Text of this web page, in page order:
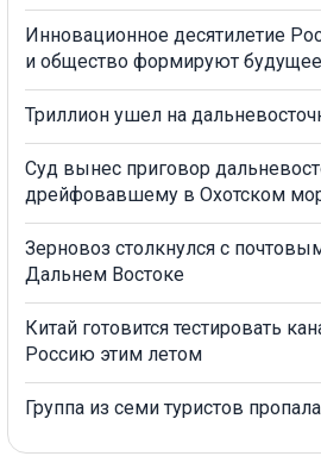
Инновационное десятилетие
и общество формируют будущее
Триллион ушел на
Суд вынес приговор
дрейфовавшему в Охотском
Зерновоз столкнулся с
Дальнем Востоке
Китай готовится тестировать
Россию этим летом
Группа из семи туристов